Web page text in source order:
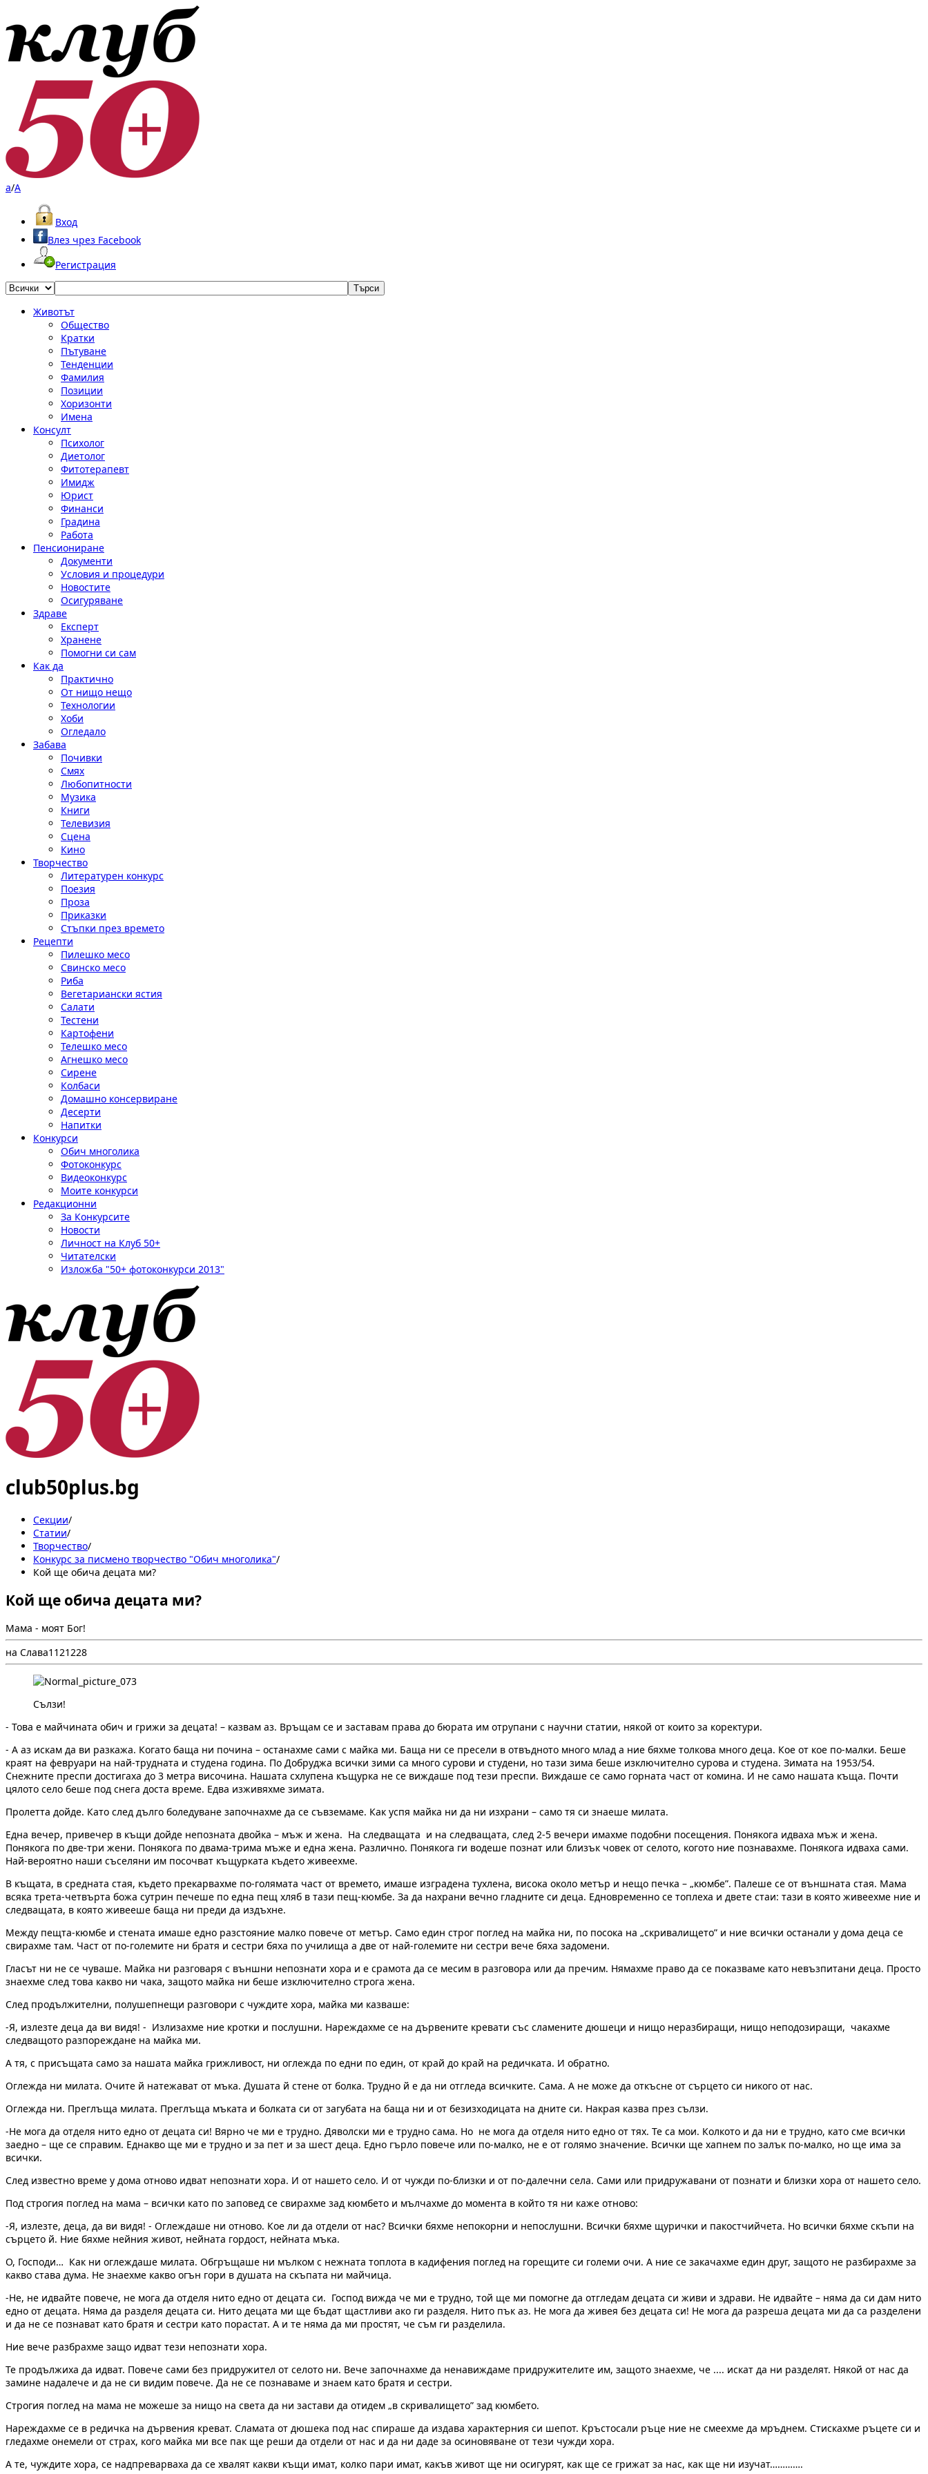
a/A
Вход
Влез чрез Facebook
Регистрация
Животът
Общество
Кратки
Пътуване
Тенденции
Фамилия
Позиции
Хоризонти
Имена
Консулт
Психолог
Диетолог
Фитотерапевт
Имидж
Юрист
Финанси
Градина
Работа
Пенсиониране
Документи
Условия и процедури
Новостите
Осигуряване
Здраве
Експерт
Хранене
Помогни си сам
Как да
Практично
От нищо нещо
Технологии
Хоби
Огледало
Забава
Почивки
Смях
Любопитности
Музика
Книги
Телевизия
Сцена
Кино
Творчество
Литературен конкурс
Поезия
Проза
Приказки
Стъпки през времето
Рецепти
Пилешко месо
Свинско месо
Риба
Вегетариански ястия
Салати
Тестени
Картофени
Телешко месо
Агнешко месо
Сирене
Колбаси
Домашно консервиране
Десерти
Напитки
Конкурси
Обич многолика
Фотоконкурс
Видеоконкурс
Моите конкурси
Редакционни
За Конкурсите
Новости
Личност на Клуб 50+
Читателски
Изложба "50+ фотоконкурси 2013"
club50plus.bg
Секции/
Статии/
Творчество/
Конкурс за писмено творчество "Обич многолика"/
Кой ще обича децата ми?
Кой ще обича децата ми?
Мама - моят Бог!
на Слава1121228
Сълзи!
- Това е майчината обич и грижи за децата! – казвам аз. Връщам се и заставам права до бюрата им отрупани с научни статии, някой от които за коректури.
- А аз искам да ви разкажа. Когато баща ни почина – останахме сами с майка ми. Баща ни се пресели в отвъдното много млад а ние бяхме толкова много деца. Кое от кое по-малки. Беше
краят на февруари на най-трудната и студена година. По Добруджа всички зими са много сурови и студени, но тази зима беше изключително сурова и студена. Зимата на 1953/54.
Снежните преспи достигаха до 3 метра височина. Нашата схлупена къщурка не се виждаше под тези преспи. Виждаше се само горната част от комина. И не само нашата къща. Почти
цялото село беше под снега доста време. Едва изживяхме зимата.
Пролетта дойде. Като след дълго боледуване започнахме да се съвземаме. Как успя майка ни да ни изхрани – само тя си знаеше милата.
Една вечер, привечер в къщи дойде непозната двойка – мъж и жена. На следващата и на следващата, след 2-5 вечери имахме подобни посещения. Понякога идваха мъж и жена.
Понякога по две-три жени. Понякога по двама-трима мъже и една жена. Различно. Понякога ги водеше познат или близък човек от селото, когото ние познавахме. Понякога идваха сами.
Най-вероятно наши съселяни им посочват къщурката където живеехме.
В къщата, в средната стая, където прекарвахме по-голямата част от времето, имаше изградена тухлена, висока около метър и нещо печка – „кюмбе”. Палеше се от външната стая. Мама
всяка трета-четвърта божа сутрин печеше по една пещ хляб в тази пещ-кюмбе. За да нахрани вечно гладните си деца. Едновременно се топлеха и двете стаи: тази в която живеехме ние и
следващата, в която живееше баща ни преди да издъхне.
Между пещта-кюмбе и стената имаше едно разстояние малко повече от метър. Само един строг поглед на майка ни, по посока на „скривалището” и ние всички останали у дома деца се
свирахме там. Част от по-големите ни братя и сестри бяха по училища а две от най-големите ни сестри вече бяха задомени.
Гласът ни не се чуваше. Майка ни разговаря с външни непознати хора и е срамота да се месим в разговора или да пречим. Нямахме право да се показваме като невъзпитани деца. Просто
знаехме след това какво ни чака, защото майка ни беше изключително строга жена.
След продължителни, полушепнещи разговори с чуждите хора, майка ми казваше:
-Я, излезте деца да ви видя! - Излизахме ние кротки и послушни. Нареждахме се на дървените кревати със сламените дюшеци и нищо неразбиращи, нищо неподозиращи, чакахме
следващото разпореждане на майка ми.
А тя, с присъщата само за нашата майка грижливост, ни оглежда по едни по един, от край до край на редичката. И обратно.
Оглежда ни милата. Очите й натежават от мъка. Душата й стене от болка. Трудно й е да ни отгледа всичките. Сама. А не може да откъсне от сърцето си никого от нас.
Оглежда ни. Преглъща милата. Преглъща мъката и болката си от загубата на баща ни и от безизходицата на дните си. Накрая казва през сълзи.
-Не мога да отделя нито едно от децата си! Вярно че ми е трудно. Дяволски ми е трудно сама. Но не мога да отделя нито едно от тях. Те са мои. Колкото и да ни е трудно, като сме всички
заедно – ще се справим. Еднакво ще ми е трудно и за пет и за шест деца. Едно гърло повече или по-малко, не е от голямо значение. Всички ще хапнем по залък по-малко, но ще има за
всички.
След известно време у дома отново идват непознати хора. И от нашето село. И от чужди по-близки и от по-далечни села. Сами или придружавани от познати и близки хора от нашето село.
Под строгия поглед на мама – всички като по заповед се свирахме зад кюмбето и мълчахме до момента в който тя ни каже отново:
-Я, излезте, деца, да ви видя! - Оглеждаше ни отново. Кое ли да отдели от нас? Всички бяхме непокорни и непослушни. Всички бяхме щурички и пакостчийчета. Но всички бяхме скъпи на
сърцето й. Ние бяхме нейния живот, нейната гордост, нейната мъка.
О, Господи… Как ни оглеждаше милата. Обгръщаше ни мълком с нежната топлота в кадифения поглед на горещите си големи очи. А ние се закачахме един друг, защото не разбирахме за
какво става дума. Не знаехме какво огън гори в душата на скъпата ни майчица.
-Не, не идвайте повече, не мога да отделя нито едно от децата си. Господ вижда че ми е трудно, той ще ми помогне да отгледам децата си живи и здрави. Не идвайте – няма да си дам нито
едно от децата. Няма да разделя децата си. Нито децата ми ще бъдат щастливи ако ги разделя. Нито пък аз. Не мога да живея без децата си! Не мога да разреша децата ми да са разделени
и да не се познават като братя и сестри като порастат. А и те няма да ми простят, че съм ги разделила.
Ние вече разбрахме защо идват тези непознати хора.
Те продължиха да идват. Повече сами без придружител от селото ни. Вече започнахме да ненавиждаме придружителите им, защото знаехме, че .... искат да ни разделят. Някой от нас да
замине надалече и да не си видим повече. Да не се познаваме и знаем като братя и сестри.
Строгия поглед на мама не можеше за нищо на света да ни застави да отидем „в скривалището” зад кюмбето.
Нареждахме се в редичка на дървения креват. Сламата от дюшека под нас спираше да издава характерния си шепот. Кръстосали ръце ние не смеехме да мръднем. Стискахме ръцете си и
гледахме онемели от страх, кого майка ми все пак ще реши да отдели от нас и да ни даде за осиновяване от тези чужди хора.
А те, чуждите хора, се надпреварваха да се хвалят какви къщи имат, колко пари имат, какъв живот ще ни осигурят, как ще се грижат за нас, как ще ни изучат………….